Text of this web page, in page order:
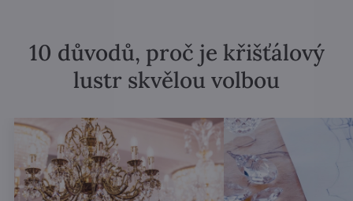
10 důvodů, proč je křišťálový
lustr skvělou volbou